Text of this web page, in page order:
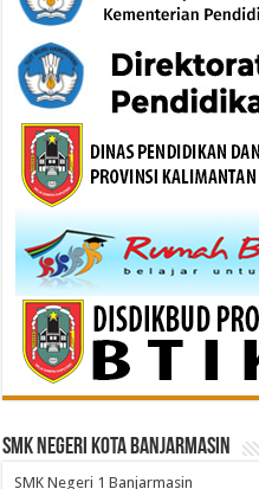
SMK Negeri Kota Banjarmasin
SMK Negeri 1 Banjarmasin